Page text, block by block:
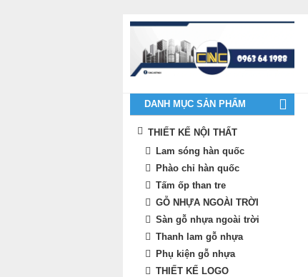
DANH MỤC SẢN PHẨM
THIẾT KẾ NỘI THẤT
Lam sóng hàn quốc
Phào chỉ hàn quốc
Tấm ốp than tre
GỖ NHỰA NGOÀI TRỜI
Sàn gỗ nhựa ngoài trời
Thanh lam gỗ nhựa
Phụ kiện gỗ nhựa
THIẾT KẾ LOGO